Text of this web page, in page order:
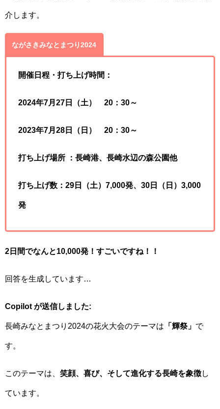
介します。
ながさきみなとまつり2024
開催日程・打ち上げ時間：
2024年7月27日（土） 20：30～
2023年7月28日（日） 20：30～
打ち上げ場所 ：長崎港、長崎水辺の森公園他
打ち上げ数：29日（土）7,000発、30日（日）3,000
発
2日間でなんと10,000発！すごいですね！！
回答を生成しています…
Copilot が送信しました:
長崎みなとまつり2024の花火大会のテーマは 「輝祭」 で
す。
このテーマは、 笑顔、喜び、そして進化する長崎を象徴し
ています。